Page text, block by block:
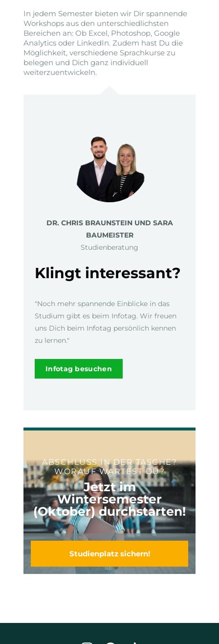
In jedem Semester bieten wir Dir spannende
Workshops aus den unterschiedlichsten
Bereichen an: Ob Excel, Photoshop, Google
Analytics oder LinkedIn. Zudem hast Du die
Möglichkeit, verschiedene Sprachkurse zu
belegen und Dich ganz individuell
weiterzuentwickeln.
DR. CHRIS BRAUNSTEIN UND SARA
BAUMEISTER
Studienberatung
Klingt interessant?
"Noch mehr spannende Einblicke in das
Studium gibt es beim Infotag. Wir freuen
uns Dich beim Infotag persönlich kennen
zu lernen."
Infotag besuchen
ABSCHLUSS IN DER TASCHE?
WORAUF WARTEST DU?
Jetzt im
Wintersemester
(Oktober) durchstarten!
Studienplatz sichern!